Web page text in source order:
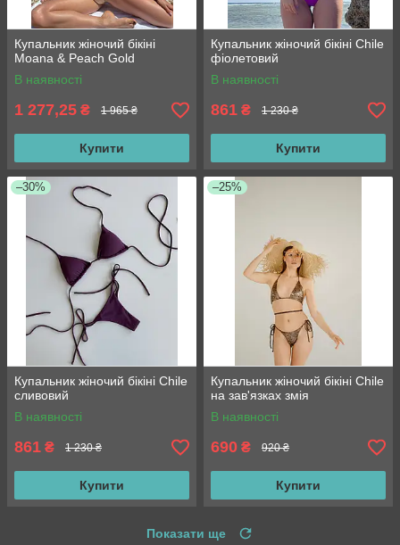
Купальник жіночий бікіні
Moana & Peach Gold
В наявності
1 277,25 ₴ 1 965 ₴
Купити
Купальник жіночий бікіні Chile
фіолетовий
В наявності
861 ₴ 1 230 ₴
Купити
–30%
Купальник жіночий бікіні Chile
сливовий
В наявності
861 ₴ 1 230 ₴
Купити
–25%
Купальник жіночий бікіні Chile
на зав'язках змія
В наявності
690 ₴ 920 ₴
Купити
Показати ще